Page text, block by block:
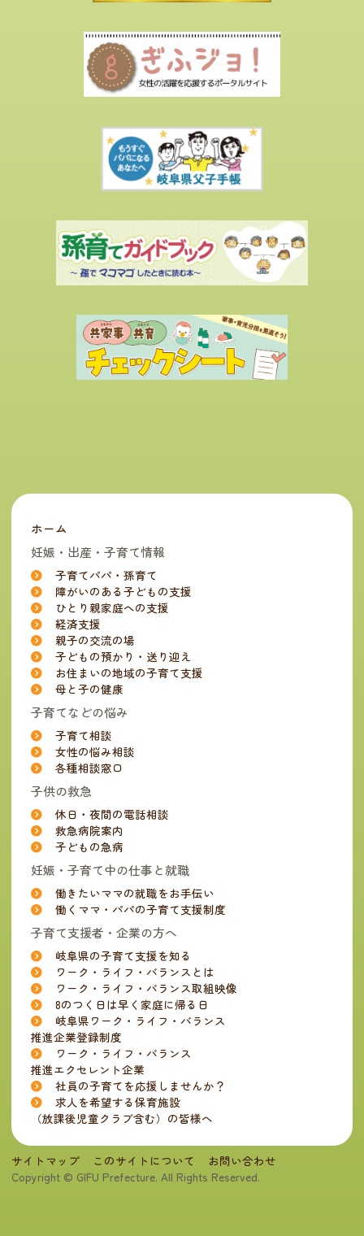
ホーム
妊娠・出産・子育て情報
子育てパパ・孫育て
障がいのある子どもの支援
ひとり親家庭への支援
経済支援
親子の交流の場
子どもの預かり・送り迎え
お住まいの地域の子育て支援
母と子の健康
子育てなどの悩み
子育て相談
女性の悩み相談
各種相談窓口
子供の救急
休日・夜間の電話相談
救急病院案内
子どもの急病
妊娠・子育て中の仕事と就職
働きたいママの就職をお手伝い
働くママ・パパの子育て支援制度
子育て支援者・企業の方へ
岐阜県の子育て支援を知る
ワーク・ライフ・バランスとは
ワーク・ライフ・バランス取組映像
8のつく日は早く家庭に帰る日
岐阜県ワーク・ライフ・バランス
推進企業登録制度
ワーク・ライフ・バランス
推進エクセレント企業
社員の子育てを応援しませんか？
求人を希望する保育施設
（放課後児童クラブ含む）の皆様へ
サイトマップ このサイトについて
お問い合わせ
Copyright © GIFU Prefecture. All Rights Reserved.